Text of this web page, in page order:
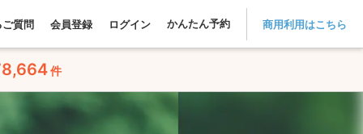
質問 会員登録 ログイン かんたん予約 商用利用はこちら
件